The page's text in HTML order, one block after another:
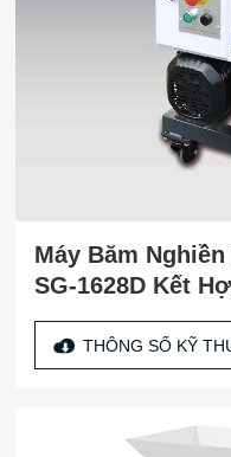
Máy Băm
SG-1628D Kết
THÔNG SỐ KỸ